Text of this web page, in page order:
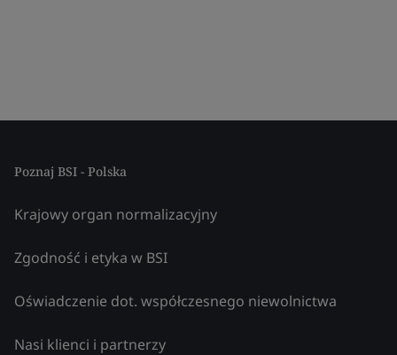
Poznaj BSI - Polska
Krajowy organ normalizacyjny
Zgodność i etyka w BSI
Oświadczenie dot. współczesnego niewolnictwa
Nasi klienci i partnerzy